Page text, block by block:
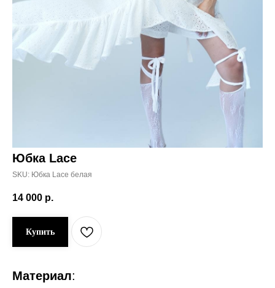
Юбка Lace
SKU: Юбка Lace белая
14 000 р.
Купить
Материал: